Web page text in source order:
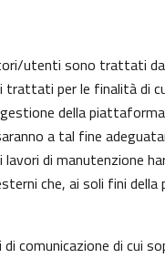
utenti sono trattati
per le finalità di
della
a tal fine
di manutenzione
che, ai soli fini
comunicazione di cui